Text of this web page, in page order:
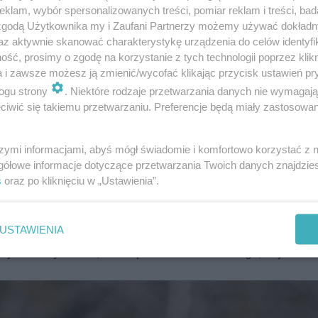
czyli 23 września. Są to daty wpisane w kalendarz
się rzeczywistości wynikającej z ruchu
Warto jednak mieć również na uwadze, żepoczątek
astronomicznej.
2023rozpoczyna się wraz z równonocą jesienną.
W tym roku jesień astronomiczna wypadnie tego
Podczas równonocy dzień i noc trwają tyle samo,
wydłużać, aż do przesilenia zimowego, czyli do
wybór spersonalizowanych treści, pomiar reklam i treści,
Użytkownika my i Zaufani Partnerzy możemy używać
aktywnie skanować charakterystykę urządzenia do celów
prosimy o zgodę na korzystanie z tych technologii poprzez
i zawsze możesz ją zmienić/wycofać klikając przycisk ustawień
strony
. Niektóre rodzaje przetwarzania danych nie
się takiemu przetwarzaniu. Preferencje będą miały
informacjami, abyś mógł świadomie i komfortowo korzystać z
informacje dotyczące przetwarzania Twoich danych
oraz po kliknięciu w „Ustawienia”.
USTAWIENIA